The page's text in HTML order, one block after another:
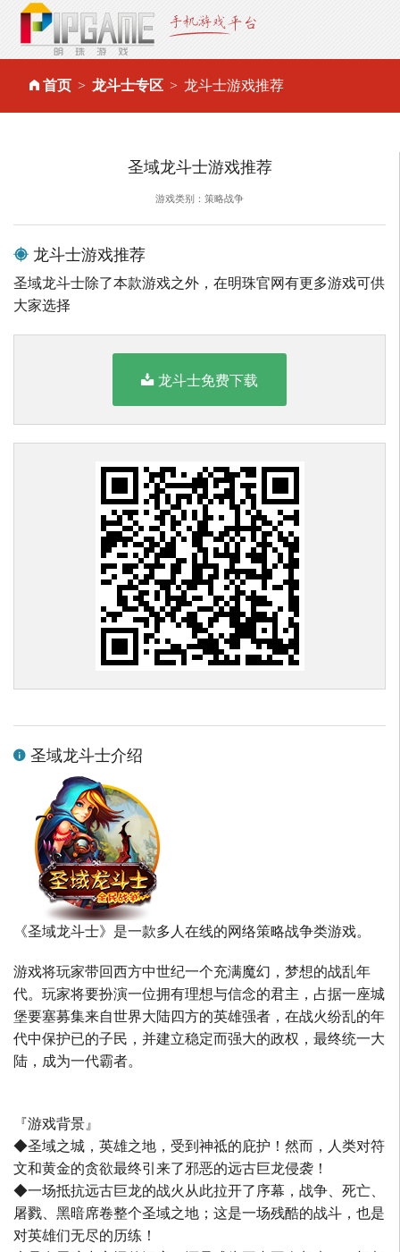
首页 龙斗士专区 龙斗士游戏推荐
圣域龙斗士游戏推荐
游戏类别：策略战争
龙斗士游戏推荐
圣域龙斗士除了本款游戏之外，在明珠官网有更多游戏可供
大家选择
龙斗士免费下载
圣域龙斗士介绍
《圣域龙斗士》是一款多人在线的网络策略战争类游戏。
游戏将玩家带回西方中世纪一个充满魔幻，梦想的战乱年
代。玩家将要扮演一位拥有理想与信念的君主，占据一座城
堡要塞募集来自世界大陆四方的英雄强者，在战火纷乱的年
代中保护已的子民，并建立稳定而强大的政权，最终统一大
陆，成为一代霸者。
『游戏背景』
◆圣域之城，英雄之地，受到神祗的庇护！然而，人类对符
文和黄金的贪欲最终引来了邪恶的远古巨龙侵袭！
◆一场抵抗远古巨龙的战火从此拉开了序幕，战争、死亡、
屠戮、黑暗席卷整个圣域之地；这是一场残酷的战斗，也是
对英雄们无尽的历练！